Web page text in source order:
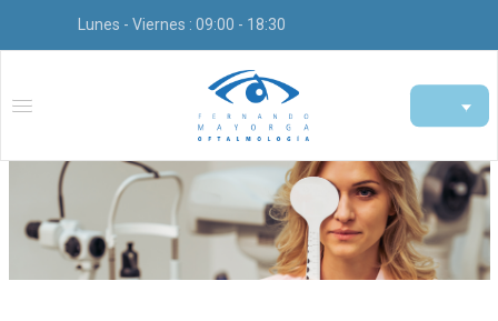
Lunes - Viernes : 09:00 - 18:30